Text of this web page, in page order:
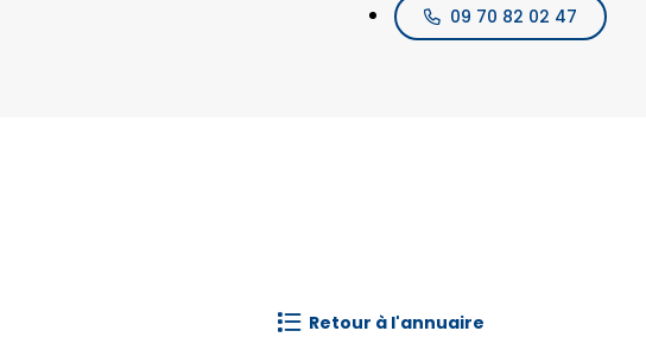
09 70 82 02 47
retour à l'annuaire